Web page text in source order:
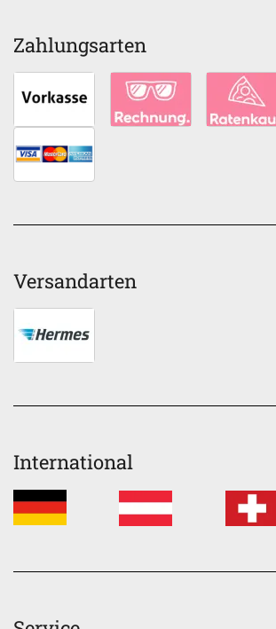
Zahlungsarten
Versandarten
International